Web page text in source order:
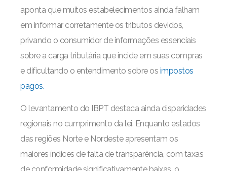
aponta que muitos estabelecimentos ainda falham
em informar corretamente os tributos devidos,
privando o consumidor de informações essenciais
sobre a carga tributária que incide em suas compras
e dificultando o entendimento sobre os impostos
pagos.
O levantamento do IBPT destaca ainda disparidades
regionais no cumprimento da lei. Enquanto estados
das regiões Norte e Nordeste apresentam os
maiores índices de falta de transparência, com taxas